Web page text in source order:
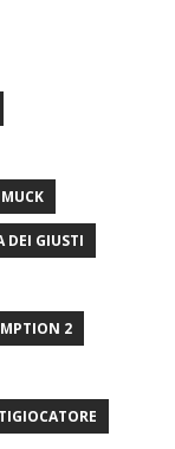
MUCK
DEI GIUSTI
2